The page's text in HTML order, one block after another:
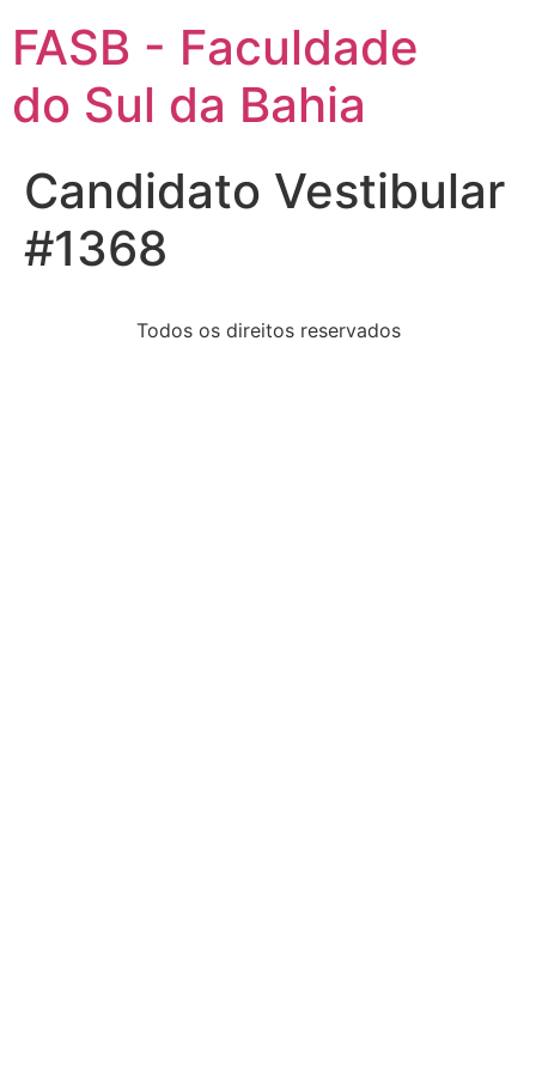
FASB - Faculdade
do Sul da Bahia
Candidato Vestibular
#1368
Todos os direitos reservados